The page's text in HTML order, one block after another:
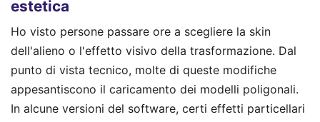
estetica
Ho visto persone passare ore a scegliere la skin
dell'alieno o l'effetto visivo della trasformazione. Dal
punto di vista tecnico, molte di queste modifiche
appesantiscono il caricamento dei modelli poligonali.
In alcune versioni del software, certi effetti particellari